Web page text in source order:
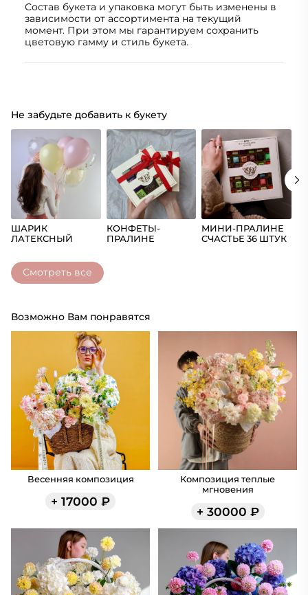
Состав букета и упаковка могут быть изменены в
зависимости от ассортимента на текущий
момент. При этом мы гарантируем сохранить
цветовую гамму и стиль букета.
Не забудьте добавить к букету
ШАРИК
ЛАТЕКСНЫЙ
КОНФЕТЫ-
ПРАЛИНЕ
МИНИ-ПРАЛИНЕ
СЧАСТЬЕ 36 ШТУК
Смотреть все
Возможно Вам понравятся
Весенняя композиция
+ 17000 ₽
Композиция теплые
мгновения
+ 30000 ₽